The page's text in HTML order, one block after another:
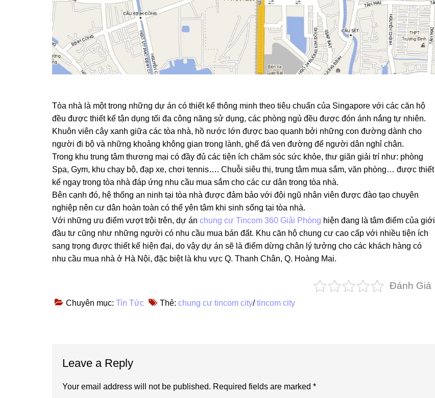
Tòa nhà là một trong những dự án có thiết kế thông minh theo tiêu chuẩn của Singapore với các căn hộ
đều được thiết kế tận dụng tối đa công năng sử dụng, các phòng ngủ đều được đón ánh nắng tự nhiên.
Khuôn viên cây xanh giữa các tòa nhà, hồ nước lớn được bao quanh bởi những con đường dành cho
người đi bộ và những khoảng không gian trong lành, ghế đá ven đường để người dân nghỉ chân.
Trong khu trung tâm thương mại có đầy đủ các tiện ích chăm sóc sức khỏe, thư giãn giải trí như: phòng
Spa, Gym, khu chạy bộ, đạp xe, chơi tennis…. Chuỗi siêu thị, trung tâm mua sắm, văn phòng… được thiết
kế ngay trong tòa nhà đáp ứng nhu cầu mua sắm cho các cư dân trong tòa nhà.
Bên cạnh đó, hệ thống an ninh tại tòa nhà được đảm bảo với đội ngũ nhân viên được đào tạo chuyên
nghiệp nên cư dân hoàn toàn có thể yên tâm khi sinh sống tại tòa nhà.
Với những ưu điểm vượt trội trên, dự án chung cư Tincom 360 Giải Phóng hiện đang là tâm điểm của giới
đầu tư cũng như những người có nhu cầu mua bán đất. Khu căn hộ chung cư cao cấp với nhiều tiện ích
sang trọng được thiết kế hiện đại, do vậy dự án sẽ là điểm dừng chân lý tưởng cho các khách hàng có
nhu cầu mua nhà ở Hà Nội, đặc biệt là khu vực Q. Thanh Chân, Q. Hoàng Mai.
Đánh Giá
Chuyên mục: Tin Tức Thẻ: chung cư tincom city/tincom city
Interactions
Leave a Reply
Your email address will not be published. Required fields are marked *